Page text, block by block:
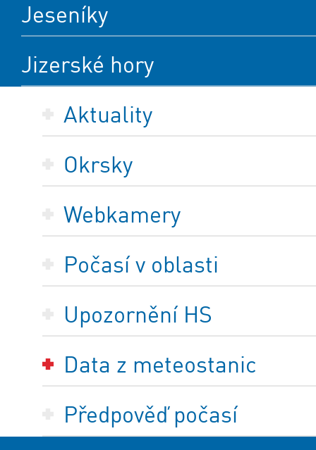
Jeseníky
Jizerské hory
Aktuality
Okrsky
Webkamery
Počasí v oblasti
Upozornění HS
Data z meteostanic
Předpověď počasí